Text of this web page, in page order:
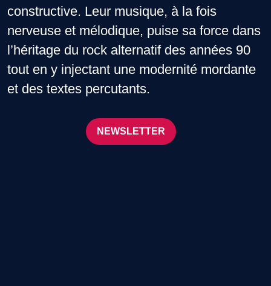
constructive. Leur musique, à la fois
nerveuse et mélodique, puise sa force dans
l’héritage du rock alternatif des années 90
tout en y injectant une modernité mordante
et des textes percutants.
NEWSLETTER